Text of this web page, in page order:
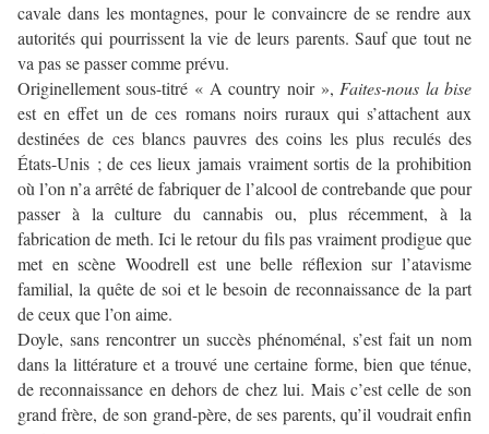
cavale dans les montagnes, pour le convaincre de se rendre aux
autorités qui pourrissent la vie de leurs parents. Sauf que tout ne
va pas se passer comme prévu.
Originellement sous-titré « A country noir », Faites-nous la bise
est en effet un de ces romans noirs ruraux qui s’attachent aux
destinées de ces blancs pauvres des coins les plus reculés des
États-Unis ; de ces lieux jamais vraiment sortis de la prohibition
où l’on n’a arrêté de fabriquer de l’alcool de contrebande que pour
passer à la culture du cannabis ou, plus récemment, à la
fabrication de meth. Ici le retour du fils pas vraiment prodigue que
met en scène Woodrell est une belle réflexion sur l’atavisme
familial, la quête de soi et le besoin de reconnaissance de la part
de ceux que l’on aime.
Doyle, sans rencontrer un succès phénoménal, s’est fait un nom
dans la littérature et a trouvé une certaine forme, bien que ténue,
de reconnaissance en dehors de chez lui. Mais c’est celle de son
grand frère, de son grand-père, de ses parents, qu’il voudrait enfin